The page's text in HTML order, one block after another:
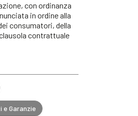
con ordinanza
in ordine alla
consumatori, della
contrattuale
Garanzie